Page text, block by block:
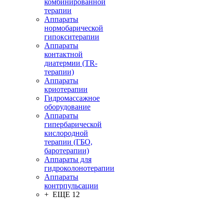
комбинированной
терапии
Аппараты
нормобарической
гипокситерапии
Аппараты
контактной
диатермии (TR-
терапии)
Аппараты
криотерапии
Гидромассажное
оборудование
Аппараты
гипербарической
кислородной
терапии (ГБО,
баротерапии)
Аппараты для
гидроколонотерапии
Аппараты
контрпульсации
+ ЕЩЕ 12